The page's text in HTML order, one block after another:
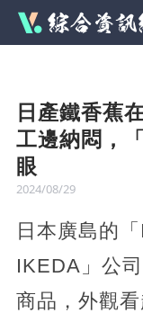
日產鐵香蕉
工邊納悶，
眼
2024/08/29
日本廣島的
IKEDA」公
商品，外觀